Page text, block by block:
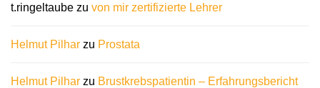
t.ringeltaube zu von mir zertifizierte Lehrer
Helmut Pilhar zu Prostata
Helmut Pilhar zu Brustkrebspatientin – Erfahrungsbericht